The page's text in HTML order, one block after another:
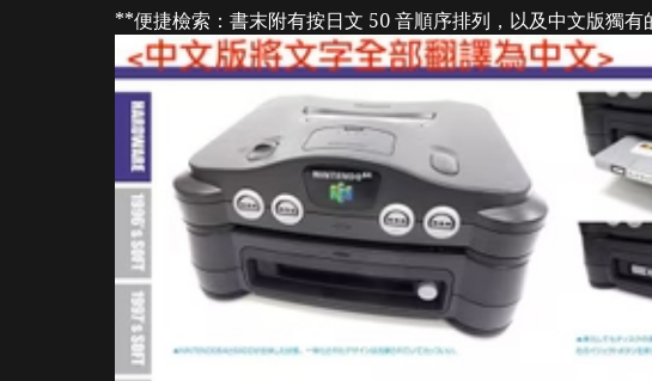
**便捷檢索：書末附有按日文 50 音順序排列，以及中文版獨有